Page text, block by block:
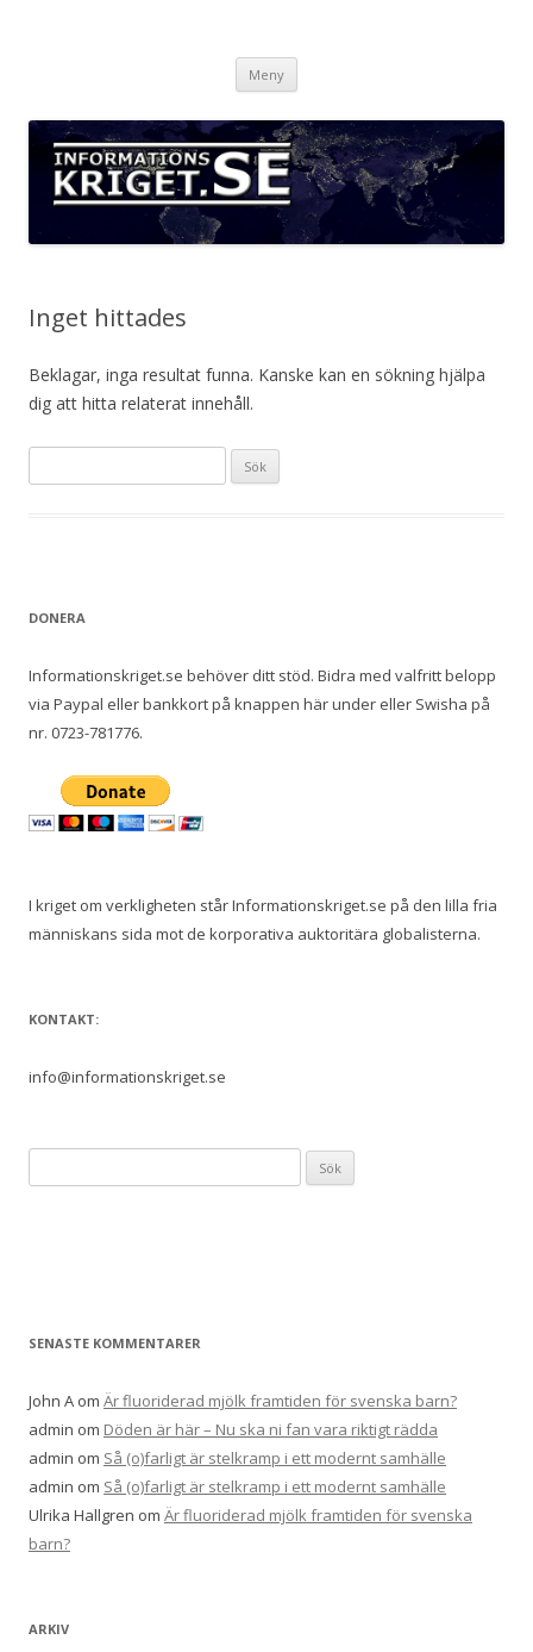
Meny
Inget hittades
Beklagar, inga resultat funna. Kanske kan en sökning hjälpa
dig att hitta relaterat innehåll.
efter:
DONERA
Informationskriget.se behöver ditt stöd. Bidra med valfritt belopp
via Paypal eller bankkort på knappen här under eller Swisha på
nr. 0723-781776.
I kriget om verkligheten står Informationskriget.se på den lilla fria
människans sida mot de korporativa auktoritära globalisterna.
KONTAKT:
info@informationskriget.se
efter:
SENASTE KOMMENTARER
John A om Är fluoriderad mjölk framtiden för svenska barn?
admin om Döden är här – Nu ska ni fan vara riktigt rädda
admin om Så (o)farligt är stelkramp i ett modernt samhälle
admin om Så (o)farligt är stelkramp i ett modernt samhälle
Ulrika Hallgren om Är fluoriderad mjölk framtiden för svenska
barn?
ARKIV